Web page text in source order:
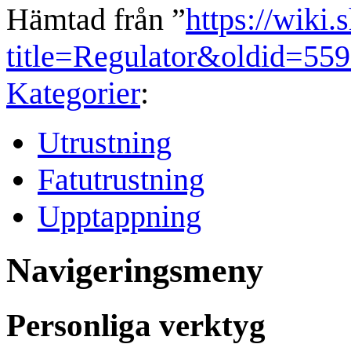
Hämtad från ”https://
Kategorier:
Utrustning
Fatutrustning
Upptappning
Navigeringsmeny
Personliga verktyg